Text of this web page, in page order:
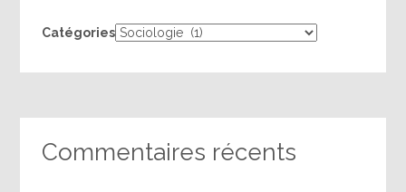
Catégories
Commentaires récents